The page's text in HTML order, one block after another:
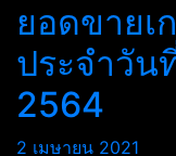
ยอดขาย
ประจำวัน
2564
2 เมษายน 2021